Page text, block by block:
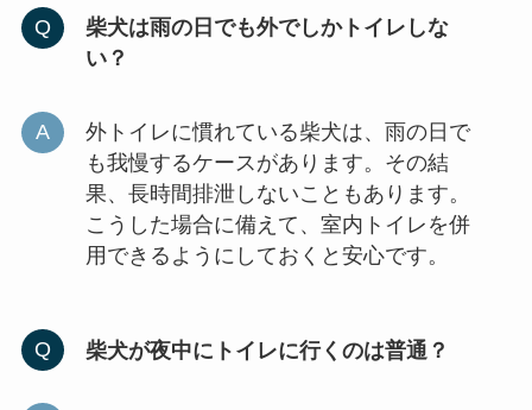
柴犬は雨の日でも外でしかトイレしな
い？
外トイレに慣れている柴犬は、雨の日で
も我慢するケースがあります。その結
果、長時間排泄しないこともあります。
こうした場合に備えて、室内トイレを併
用できるようにしておくと安心です。
柴犬が夜中にトイレに行くのは普通？